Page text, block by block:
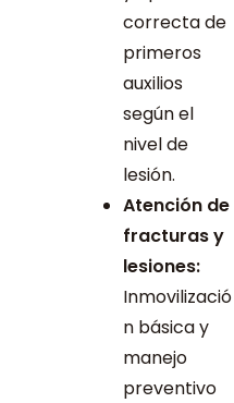
correcta de
primeros
auxilios
según el
nivel de
lesión.
Atención de
fracturas y
lesiones:
Inmovilizació
n básica y
manejo
preventivo